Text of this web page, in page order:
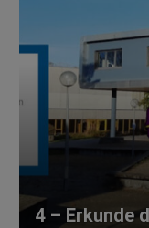
4 – Erkunde